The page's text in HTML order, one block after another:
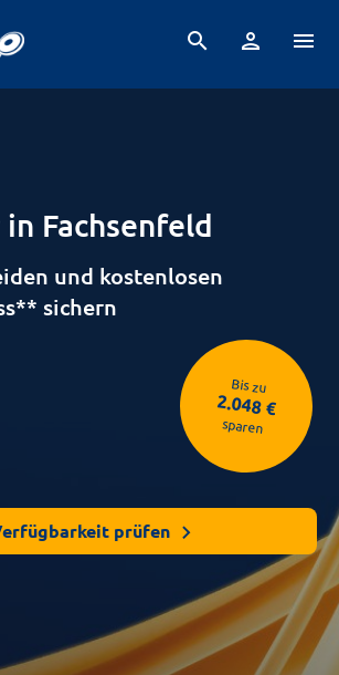
search person menu
Fachsenfeld
und kostenlosen
sichern
Bis zu
2.048 €
sparen
prüfen